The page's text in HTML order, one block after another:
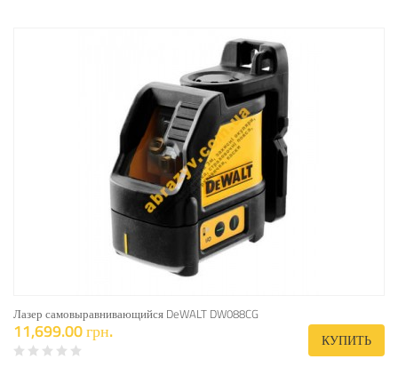
Лазер самовыравнивающийся DeWALT DW088CG
11,699.00 грн. КУПИТЬ